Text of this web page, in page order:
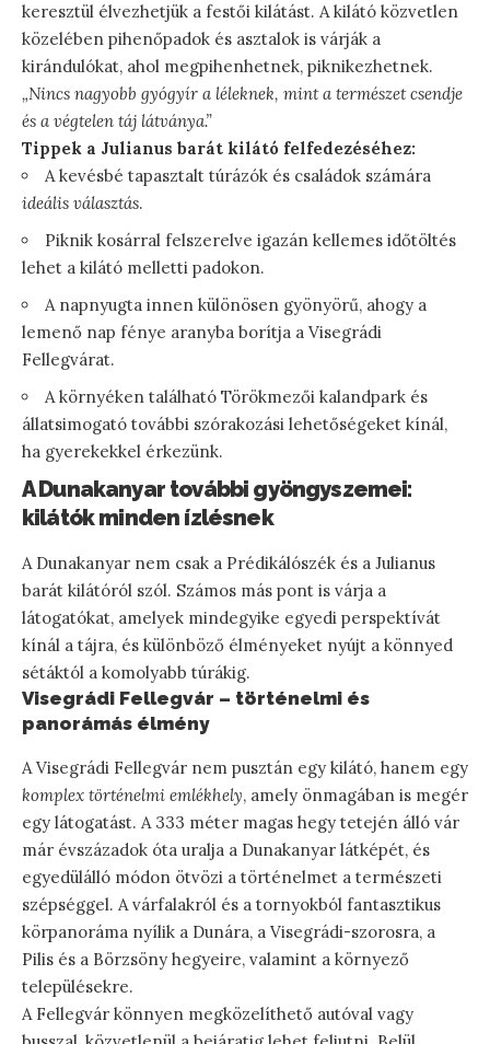
keresztül élvezhetjük a festői kilátást. A kilátó közvetlen
közelében pihenőpadok és asztalok is várják a
kirándulókat, ahol megpihenhetnek, piknikezhetnek.
„Nincs nagyobb gyógyír a léleknek, mint a természet csendje
és a végtelen táj látványa.”
Tippek a Julianus barát kilátó felfedezéséhez:
A kevésbé tapasztalt túrázók és családok számára
ideális választás.
Piknik kosárral felszerelve igazán kellemes időtöltés
lehet a kilátó melletti padokon.
A napnyugta innen különösen gyönyörű, ahogy a
lemenő nap fénye aranyba borítja a Visegrádi
Fellegvárat.
A környéken található Törökmezői kalandpark és
állatsimogató további szórakozási lehetőségeket kínál,
ha gyerekekkel érkezünk.
A Dunakanyar további gyöngyszemei:
kilátók minden ízlésnek
A Dunakanyar nem csak a Prédikálószék és a Julianus
barát kilátóról szól. Számos más pont is várja a
látogatókat, amelyek mindegyike egyedi perspektívát
kínál a tájra, és különböző élményeket nyújt a könnyed
sétáktól a komolyabb túrákig.
Visegrádi Fellegvár – történelmi és
panorámás élmény
A Visegrádi Fellegvár nem pusztán egy kilátó, hanem egy
komplex történelmi emlékhely, amely önmagában is megér
egy látogatást. A 333 méter magas hegy tetején álló vár
már évszázadok óta uralja a Dunakanyar látképét, és
egyedülálló módon ötvözi a történelmet a természeti
szépséggel. A várfalakról és a tornyokból fantasztikus
körpanoráma nyílik a Dunára, a Visegrádi-szorosra, a
Pilis és a Börzsöny hegyeire, valamint a környező
településekre.
A Fellegvár könnyen megközelíthető autóval vagy